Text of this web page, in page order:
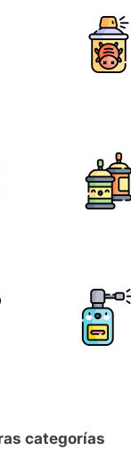
categorías